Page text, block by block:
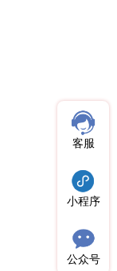
客服
小程序
公众号